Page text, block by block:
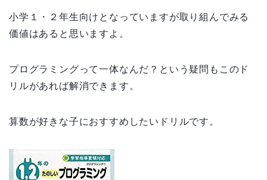
小学１・２年生向けとなっていますが取り組んでみる
価値はあると思いますよ。
プログラミングって一体なんだ？という疑問もこのド
リルがあれば解消できます。
算数が好きな子におすすめしたいドリルです。